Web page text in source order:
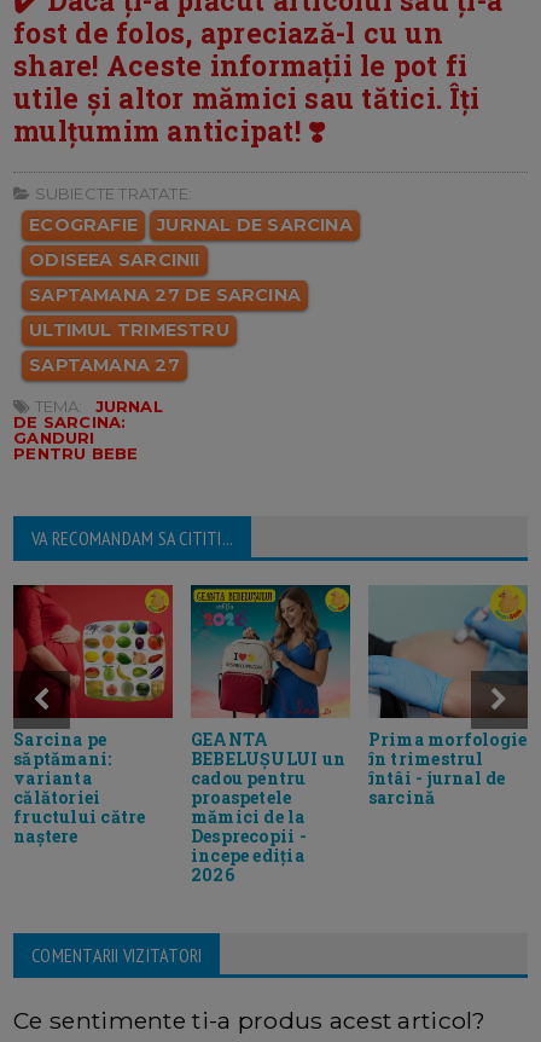
fost de folos, apreciază-l cu un
share! Aceste informații le pot fi
utile și altor mămici sau tătici. Îți
mulțumim anticipat! ❣️
SUBIECTE TRATATE:
ECOGRAFIE
JURNAL DE SARCINA
ODISEEA SARCINII
SAPTAMANA 27 DE SARCINA
ULTIMUL TRIMESTRU
SAPTAMANA 27
TEMA:
JURNAL
DE SARCINA:
GANDURI
PENTRU BEBE
VA RECOMANDAM SA CITITI...
Sarcina pe
săptămani:
varianta
călătoriei
fructului către
naștere
GEANTA
BEBELUȘULUI un
cadou pentru
proaspetele
mămici de la
Desprecopii -
incepe ediția
2026
Prima morfologie
în trimestrul
întâi - jurnal de
sarcină
COMENTARII VIZITATORI
Ce sentimente ti-a produs acest articol?